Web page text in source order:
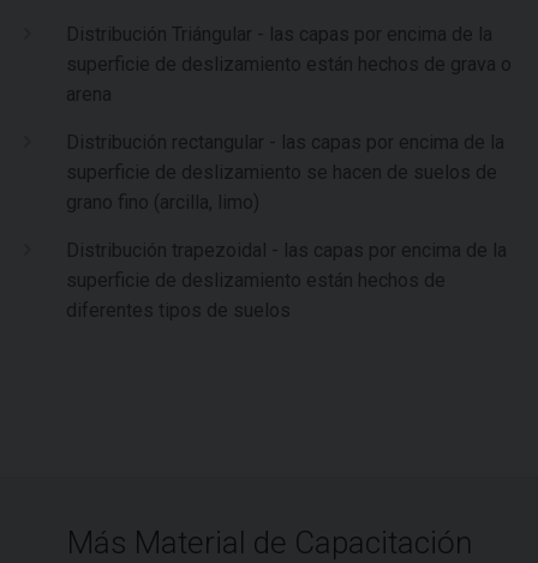
Distribución Triángular - las capas por encima de la
superficie de deslizamiento están hechos de grava o
arena
Distribución rectangular - las capas por encima de la
superficie de deslizamiento se hacen de suelos de
grano fino (arcilla, limo)
Distribución trapezoidal - las capas por encima de la
superficie de deslizamiento están hechos de
diferentes tipos de suelos
Más Material de Capacitación